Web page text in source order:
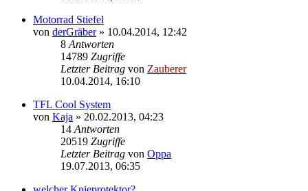
Motorrad Stiefel
von derGräber» 10.04.2014, 12:42
8 Antworten
14789 Zugriffe
Letzter Beitrag von Zauberer
10.04.2014, 16:10
TFL Cool System
von Kaja » 20.02.2013, 04:23
14 Antworten
20519 Zugriffe
Letzter Beitrag von Oppa
19.07.2013, 06:35